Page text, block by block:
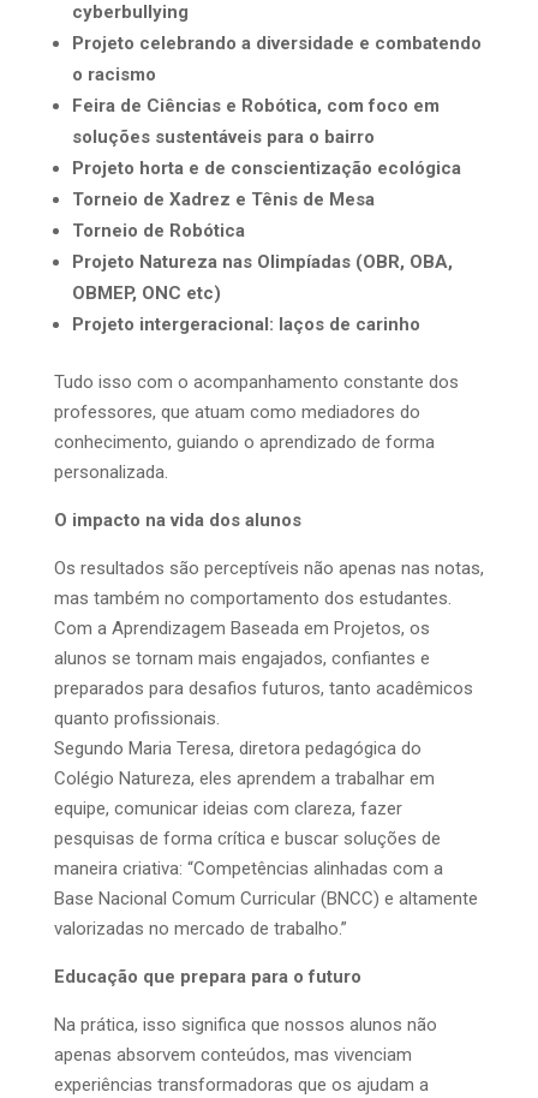
cyberbullying
Projeto celebrando a diversidade e combatendo
o racismo
Feira de Ciências e Robótica, com foco em
soluções sustentáveis para o bairro
Projeto horta e de conscientização ecológica
Torneio de Xadrez e Tênis de Mesa
Torneio de Robótica
Projeto Natureza nas Olimpíadas (OBR, OBA,
OBMEP, ONC etc)
Projeto intergeracional: laços de carinho
Tudo isso com o acompanhamento constante dos
professores, que atuam como mediadores do
conhecimento, guiando o aprendizado de forma
personalizada.
O impacto na vida dos alunos
Os resultados são perceptíveis não apenas nas notas,
mas também no comportamento dos estudantes.
Com a Aprendizagem Baseada em Projetos, os
alunos se tornam mais engajados, confiantes e
preparados para desafios futuros, tanto acadêmicos
quanto profissionais.
Segundo Maria Teresa, diretora pedagógica do
Colégio Natureza, eles aprendem a trabalhar em
equipe, comunicar ideias com clareza, fazer
pesquisas de forma crítica e buscar soluções de
maneira criativa: “Competências alinhadas com a
Base Nacional Comum Curricular (BNCC) e altamente
valorizadas no mercado de trabalho.”
Educação que prepara para o futuro
Na prática, isso significa que nossos alunos não
apenas absorvem conteúdos, mas vivenciam
experiências transformadoras que os ajudam a